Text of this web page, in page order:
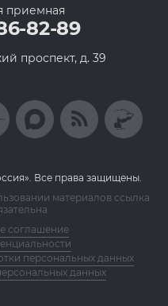
приемная
82-89
проспект, д. 39
Все права защищены.
материалов ссылка
соглашение
персональных данных
данных